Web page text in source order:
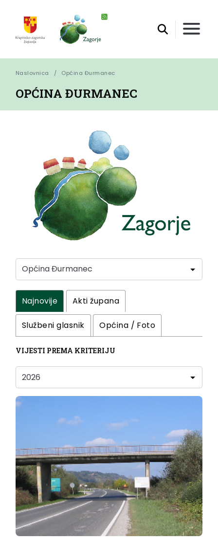
Naslovnica Općina Đurmanec
OPĆINA ĐURMANEC
Najnovije Akti župana
Službeni glasnik Općina / Foto
VIJESTI PREMA KRITERIJU